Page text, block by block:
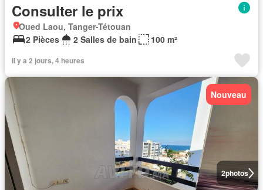
Consulter le prix
Oued Laou, Tanger-Tétouan
2 Pièces
2 Salles de bain 100 m²
Il y a 2 jours, 4 heures
2photos
Nouveau